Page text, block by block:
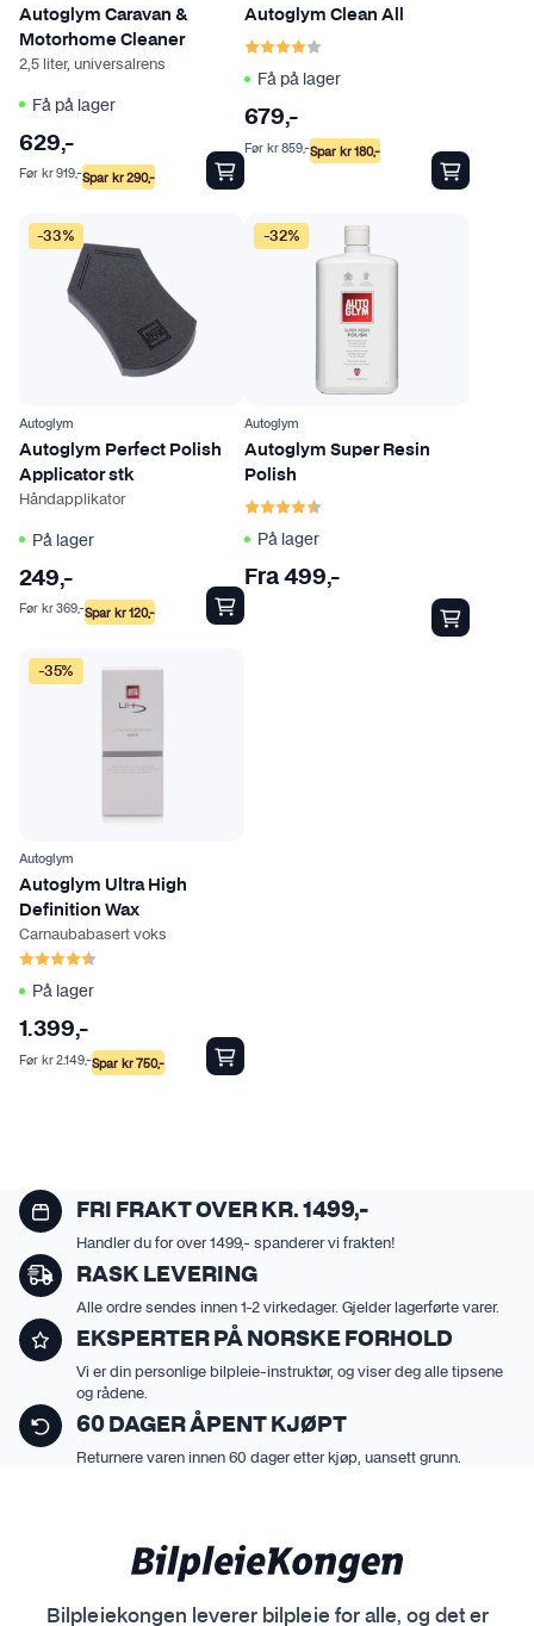
Autoglym Caravan &
Motorhome Cleaner
2,5 liter, universalrens
Få på lager
629,-
Spar kr290,-
Før kr919,-
Autoglym Clean All
Karakter:
Få på lager
679,-
Spar kr180,-
Før kr859,-
-33%
Autoglym
Autoglym Perfect Polish
Applicator stk
Håndapplikator
På lager
249,-
Spar kr120,-
Før kr369,-
-32%
Autoglym
Autoglym Super Resin
Polish
Karakter:
På lager
Fra 499,-
D
o
d
u
k
t
e
t
h
t
n
a
t
i
e
n
a
n
-35%
Autoglym
Autoglym Ultra High
Definition Wax
Carnaubabasert voks
Karakter:
På lager
1.399,-
Spar kr750,-
Før kr2.149,-
FRI FRAKT OVER KR. 1499,-
Handler du for over 1499,- spanderer vi frakten!
RASK LEVERING
Alle ordre sendes innen 1-2 virkedager. Gjelder lagerførte varer.
EKSPERTER PÅ NORSKE FORHOLD
Vi er din personlige bilpleie-instruktør, og viser deg alle tipsene
og rådene.
60 DAGER ÅPENT KJØPT
Returnere varen innen 60 dager etter kjøp, uansett grunn.
Bilpleiekongen leverer bilpleie for alle, og det er